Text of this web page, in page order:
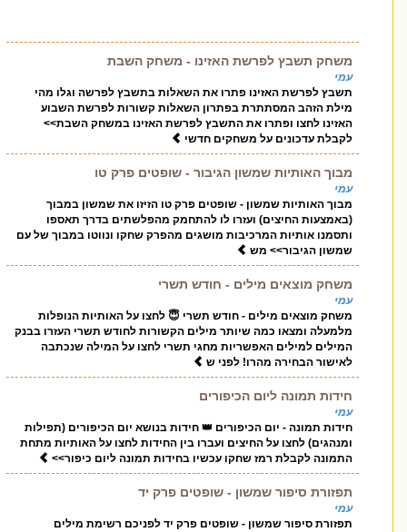
משחק תשבץ לפרשת האזינו - משחק השבת
תשבץ לפרשת האזינו פתרו את השאלות בתשבץ לפרשה וגלו מהי
מילת הזהב המסתתרת בפתרון השאלות קשורות לפרשת השבוע
האזינו לחצו ופתרו את התשבץ לפרשת האזינו במשחק השבת>>
לקבלת עדכונים על משחקים חדשי
מבוך האותיות שמשון הגיבור - שופטים פרק טו
מבוך האותיות שמשון - שופטים פרק טו הזיזו את שמשון במבוך
(באמצעות החיצים) ועזרו לו להתחמק מהפלשתים בדרך תאספו
ותסמנו אותיות המרכיבות מושגים מהפרק שחקו ונווטו במבוך של עם
שמשון הגיבור>> מש
משחק מוצאים מילים - חודש תשרי
משחק מוצאים מילים - חודש תשרי 😇 לחצו על האותיות הנופלות
מלמעלה ומצאו כמה שיותר מילים הקשורות לחודש תשרי העזרו בבנק
המילים למילים האפשריות מחגי תשרי לחצו על המילה שנכתבה
לאישור הבחירה מהרו! לפני ש
חידות תמונה ליום הכיפורים
חידות תמונה - יום הכיפורים 👑 חידות בנושא יום הכיפורים (תפילות
ומנהגים) לחצו על החיצים ועברו בין החידות לחצו על האותיות מתחת
התמונה לקבלת רמז שחקו עכשיו בחידות תמונה ליום כיפור>>
תפזורת סיפור שמשון - שופטים פרק יד
תפזורת סיפור שמשון - שופטים פרק יד לפניכם רשימת מילים